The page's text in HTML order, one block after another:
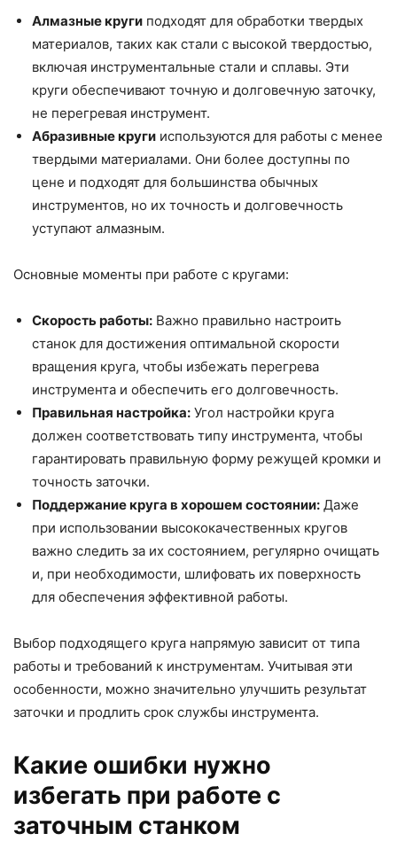
Алмазные круги подходят для обработки твердых
материалов, таких как стали с высокой твердостью,
включая инструментальные стали и сплавы. Эти
круги обеспечивают точную и долговечную заточку,
не перегревая инструмент.
Абразивные круги используются для работы с менее
твердыми материалами. Они более доступны по
цене и подходят для большинства обычных
инструментов, но их точность и долговечность
уступают алмазным.
Основные моменты при работе с кругами:
Скорость работы: Важно правильно настроить
станок для достижения оптимальной скорости
вращения круга, чтобы избежать перегрева
инструмента и обеспечить его долговечность.
Правильная настройка: Угол настройки круга
должен соответствовать типу инструмента, чтобы
гарантировать правильную форму режущей кромки и
точность заточки.
Поддержание круга в хорошем состоянии: Даже
при использовании высококачественных кругов
важно следить за их состоянием, регулярно очищать
и, при необходимости, шлифовать их поверхность
для обеспечения эффективной работы.
Выбор подходящего круга напрямую зависит от типа
работы и требований к инструментам. Учитывая эти
особенности, можно значительно улучшить результат
заточки и продлить срок службы инструмента.
Какие ошибки нужно
избегать при работе с
заточным станком